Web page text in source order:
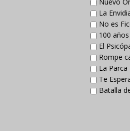
Nuevo
La
No es
100
El
Rompe
La Parca
Te
Batalla